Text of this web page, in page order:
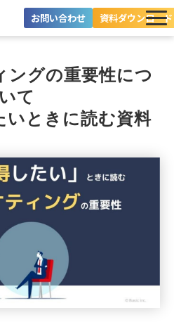
お問い合わせ 資料ダウンロード
・機能一覧
別に探す
入事例
プラン
セミナー
立ち情報
ングの重要性につ
いて
いときに読む資料